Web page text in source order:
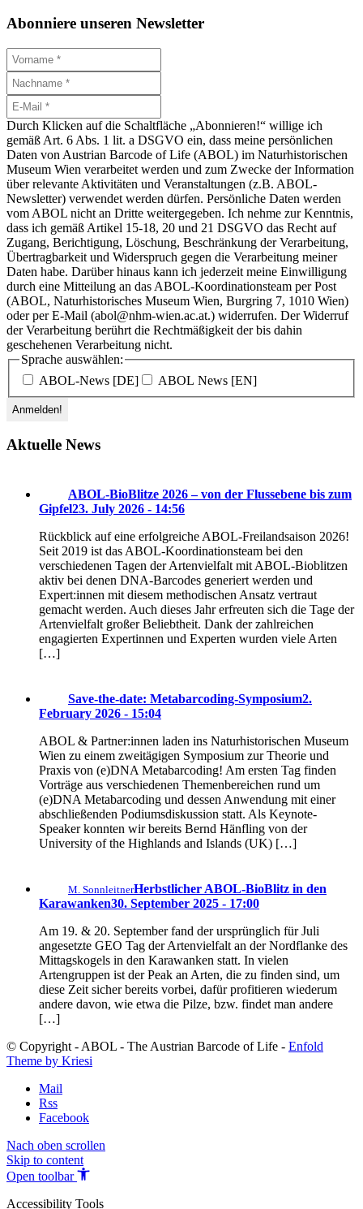
Abonniere unseren Newsletter
Durch Klicken auf die Schaltfläche „Abonnieren!“ willige ich
gemäß Art. 6 Abs. 1 lit. a DSGVO ein, dass meine persönlichen
Daten von Austrian Barcode of Life (ABOL) im Naturhistorischen
Museum Wien verarbeitet werden und zum Zwecke der Information
über relevante Aktivitäten und Veranstaltungen (z.B. ABOL-
Newsletter) verwendet werden dürfen. Persönliche Daten werden
vom ABOL nicht an Dritte weitergegeben. Ich nehme zur Kenntnis,
dass ich gemäß Artikel 15-18, 20 und 21 DSGVO das Recht auf
Zugang, Berichtigung, Löschung, Beschränkung der Verarbeitung,
Übertragbarkeit und Widerspruch gegen die Verarbeitung meiner
Daten habe. Darüber hinaus kann ich jederzeit meine Einwilligung
durch eine Mitteilung an das ABOL-Koordinationsteam per Post
(ABOL, Naturhistorisches Museum Wien, Burgring 7, 1010 Wien)
oder per E-Mail (abol@nhm-wien.ac.at.) widerrufen. Der Widerruf
der Verarbeitung berührt die Rechtmäßigkeit der bis dahin
geschehenen Verarbeitung nicht.
Sprache auswählen:
ABOL-News [DE]
ABOL News [EN]
Aktuelle News
ABOL-BioBlitze 2026 – von der Flussebene bis zum
Gipfel23. July 2026 - 14:56
Rückblick auf eine erfolgreiche ABOL-Freilandsaison 2026!
Seit 2019 ist das ABOL-Koordinationsteam bei den
verschiedenen Tagen der Artenvielfalt mit ABOL-Bioblitzen
aktiv bei denen DNA-Barcodes generiert werden und
Expert:innen mit diesem methodischen Ansatz vertraut
gemacht werden. Auch dieses Jahr erfreuten sich die Tage der
Artenvielfalt großer Beliebtheit. Dank der zahlreichen
engagierten Expertinnen und Experten wurden viele Arten
[…]
Save-the-date: Metabarcoding-Symposium2.
February 2026 - 15:04
ABOL & Partner:innen laden ins Naturhistorischen Museum
Wien zu einem zweitägigen Symposium zur Theorie und
Praxis von (e)DNA Metabarcoding! Am ersten Tag finden
Vorträge aus verschiedenen Themenbereichen rund um
(e)DNA Metabarcoding und dessen Anwendung mit einer
abschließenden Podiumsdiskussion statt. Als Keynote-
Speaker konnten wir bereits Bernd Hänfling von der
University of the Highlands and Islands (UK) […]
M. SonnleitnerHerbstlicher ABOL-BioBlitz in den
Karawanken30. September 2025 - 17:00
Am 19. & 20. September fand der ursprünglich für Juli
angesetzte GEO Tag der Artenvielfalt an der Nordflanke des
Mittagskogels in den Karawanken statt. In vielen
Artengruppen ist der Peak an Arten, die zu finden sind, um
diese Zeit sicher bereits vorbei, dafür profitieren wiederum
andere davon, wie etwa die Pilze, bzw. findet man andere
[…]
© Copyright - ABOL - The Austrian Barcode of Life - Enfold
Theme by Kriesi
Mail
Rss
Facebook
Nach oben scrollen
Skip to content
Open toolbar
Accessibility Tools